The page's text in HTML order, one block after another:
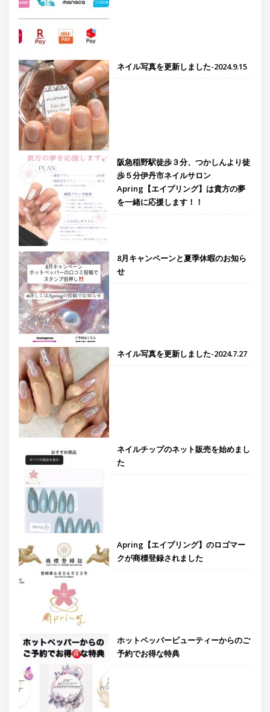
ネイル写真を更新しました-2024.9.15
阪急稲野駅徒歩３分、つかしんより徒
歩５分伊丹市ネイルサロン
Apring【エイプリング】は貴方の夢
を一緒に応援します！！
8月キャンペーンと夏季休暇のお知ら
せ
ネイル写真を更新しました-2024.7.27
ネイルチップのネット販売を始めまし
た
Apring【エイプリング】のロゴマー
クが商標登録されました
ホットペッパービューティーからのご
予約でお得な特典